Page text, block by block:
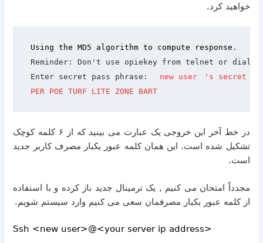
خواهید کرد.
Using the MD5 algorithm to compute response.
Reminder: Don't use opiekey from telnet or dial-
Enter secret pass phrase:
new user
's secret
PER POE TURF LITE ZONE BART
در خط آخر این خروجی یک عبارت می بینید که از ۶ کلمه کوچک
تشکیل شده است. این همان کلمه عبور یکبار مصرف کاربر جدید
است.
مجدداً امتحان می کنیم , یک ترمینال جدید باز کرده و با استفاده
از کلمه عبور یکبار مصرفمان سعی می کنیم وارد سیستم شویم.
Ssh <new user>@<your server ip address>